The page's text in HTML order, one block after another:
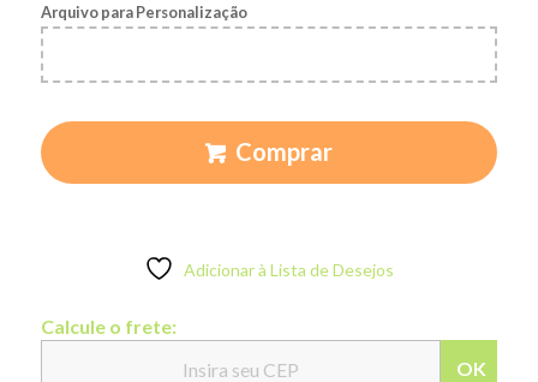
Arquivo para Personalização
Comprar
Adicionar à Lista de Desejos
Calcule o frete:
OK